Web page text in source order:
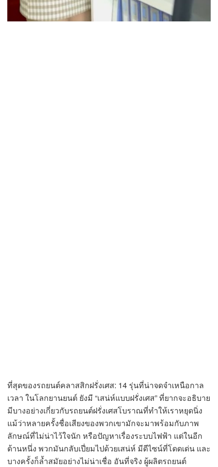
ที่สุดของรถยนต์คลาสสิกฝรั่งเศส: 14 รุ่นที่น่าจดจำเหนือกาล
เวลา ในโลกยานยนต์ ยังมี “เสน่ห์แบบฝรั่งเศส” ที่ยากจะอธิบาย
มีบางอย่างเกี่ยวกับรถยนต์ฝรั่งเศสโบราณที่ทำให้เราหยุดนิ่ง
แม้ว่าหลายครั้งชื่อเสียงของพวกเขามักจะมาพร้อมกับภาพ
ลักษณ์ที่ไม่น่าไว้ใจนัก หรือปัญหาเรื่องระบบไฟฟ้า แต่ในอีก
ด้านหนึ่ง พวกมันกลับเปี่ยมไปด้วยเสน่ห์ มีดีไซน์ที่โดดเด่น และ
บางครั้งก็ล้ำสมัยอย่างไม่น่าเชื่อ อันที่จริง ผู้ผลิตรถยนต์